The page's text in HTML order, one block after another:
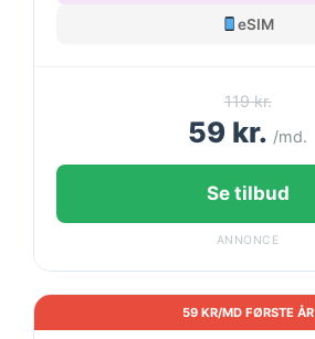
eSIM
119 kr.
59 kr. /md.
Se tilbud
ANNONCE
59 KR/MD FØRSTE ÅR